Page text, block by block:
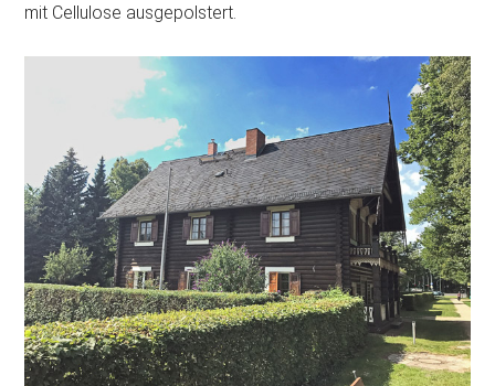
mit Cellulose ausgepolstert.